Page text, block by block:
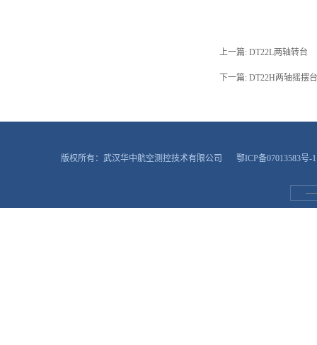
上一篇: DT22L两轴转台
下一篇: DT22H两轴摇摆台
版权所有：武汉华中航空测控技术有限公司 鄂ICP备07013583号-1